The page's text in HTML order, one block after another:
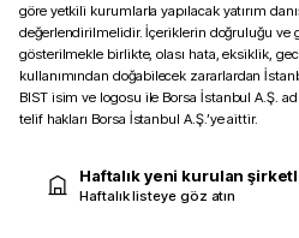
göre yetkili kurumlarla yapılacak yatırım
değerlendirilmelidir. İçeriklerin doğruluğu ve
gösterilmekle birlikte, olası hata, eksiklik,
kullanımından doğabilecek zararlardan
BIST isim ve logosu ile Borsa İstanbul A.Ş.
telif hakları Borsa İstanbul A.Ş.’ye aittir.
Haftalık yeni kurulan
Haftalık listeye göz atın